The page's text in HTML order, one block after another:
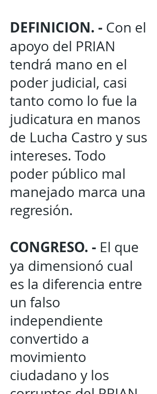
DEFINICION. - Con el
apoyo del PRIAN
tendrá mano en el
poder judicial, casi
tanto como lo fue la
judicatura en manos
de Lucha Castro y sus
intereses. Todo
poder público mal
manejado marca una
regresión.
CONGRESO. - El que
ya dimensionó cual
es la diferencia entre
un falso
independiente
convertido a
movimiento
ciudadano y los